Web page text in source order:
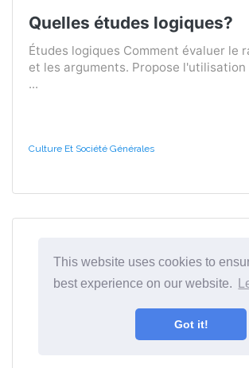
This website uses cookies to
best experience on our website.
Got it!
Quelles études logiques?
Études logiques Comment évaluer le
et les arguments. Propose l'utilisation
...
Culture Et Société Générales